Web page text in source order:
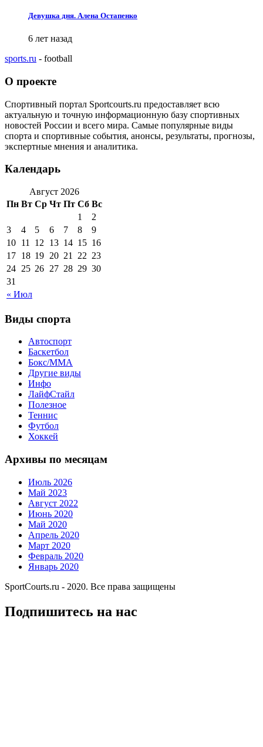
Девушка дня. Алена Остапенко
6 лет назад
sports.ru - football
О проекте
Спортивный портал Sportcourts.ru предоставляет всю
актуальную и точную информационную базу спортивных
новостей России и всего мира. Самые популярные виды
спорта и спортивные события, анонсы, результаты, прогнозы,
экспертные мнения и аналитика.
Календарь
Август 2026
Пн Вт Ср Чт Пт Сб Вс
« Июл
1
2
3
4 5 6 7 8
9
10 11 12 13 14 15 16
17 18 19 20 21 22 23
24 25 26 27 28 29 30
31
Виды спорта
Автоспорт
Баскетбол
Бокс/MMA
Другие виды
Инфо
ЛайфСтайл
Полезное
Теннис
Футбол
Хоккей
Архивы по месяцам
Июль 2026
Май 2023
Август 2022
Июнь 2020
Май 2020
Апрель 2020
Март 2020
Февраль 2020
Январь 2020
SportCourts.ru - 2020. Все права защищены
Подпишитесь на нас